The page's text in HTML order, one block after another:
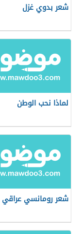
شعر بدوي غزل
لماذا نحب الوطن
شعر رومانسي عراقي